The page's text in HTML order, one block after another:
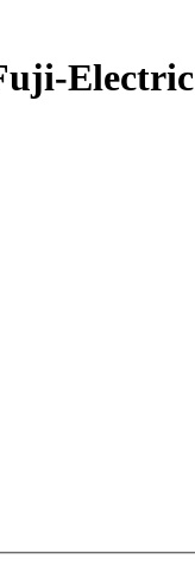
Electric